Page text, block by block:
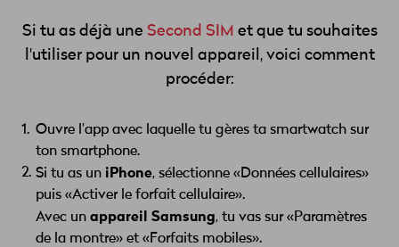
Si tu as déjà une Second SIM et que tu souhaites
l'utiliser pour un nouvel appareil, voici comment
procéder:
Ouvre l'app avec laquelle tu gères ta smartwatch sur
ton smartphone.
Si tu as un iPhone, sélectionne «Données cellulaires»
puis «Activer le forfait cellulaire».
Avec un appareil Samsung, tu vas sur «Paramètres
de la montre» et «Forfaits mobiles».